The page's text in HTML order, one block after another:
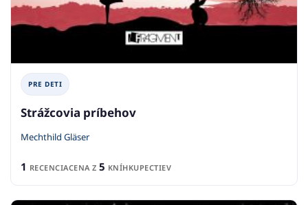
PRE DETI
Strážcovia príbehov
Mechthild Gläser
1 RECENCIACENA Z 5 KNÍHKUPECTIEV